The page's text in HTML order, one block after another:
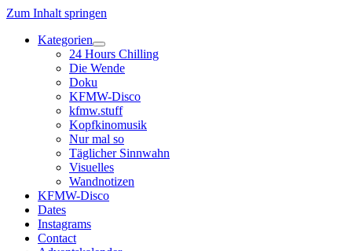
Zum Inhalt springen
Kategorien
Dropdown-
Menü
öffnen
24 Hours Chilling
Die Wende
Doku
KFMW-Disco
kfmw.stuff
Kopfkinomusik
Nur mal so
Täglicher Sinnwahn
Visuelles
Wandnotizen
KFMW-Disco
Dates
Instagrams
Contact